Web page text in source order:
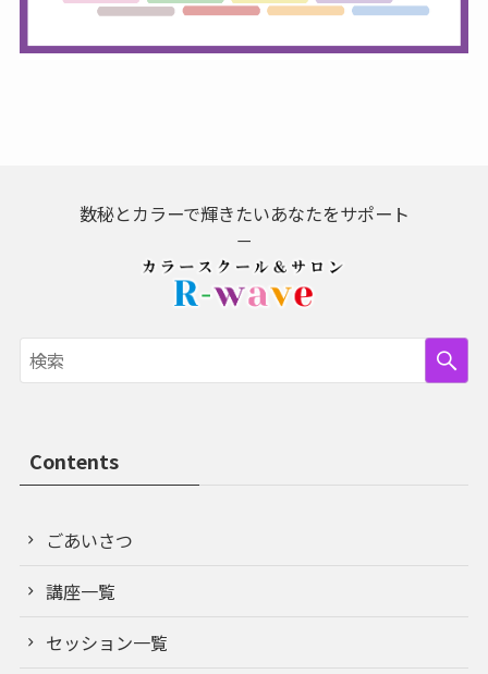
数秘とカラーで輝きたいあなたをサポート
－
Contents
ごあいさつ
講座一覧
セッション一覧